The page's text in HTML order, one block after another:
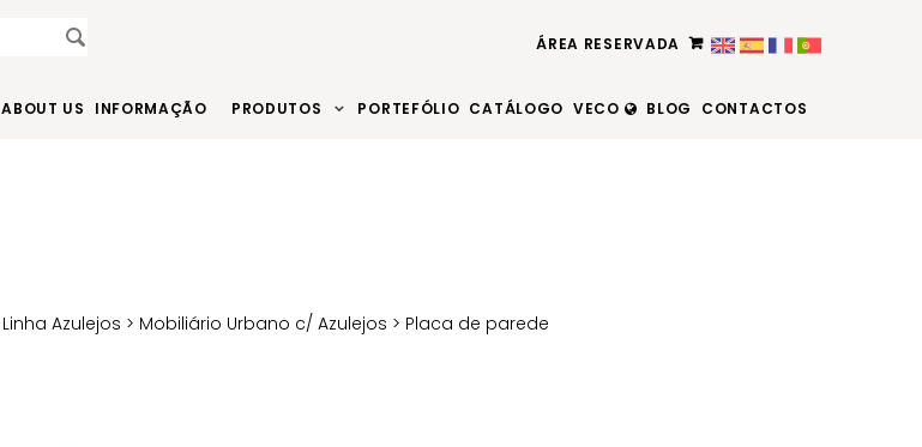
ÁREA RESERVADA
ABOUT US INFORMAÇÃO PRODUTOS PORTEFÓLIO CATÁLOGO VECO BLOG CONTACTOS
Linha Azulejos > Mobiliário Urbano c/ Azulejos > Placa de parede